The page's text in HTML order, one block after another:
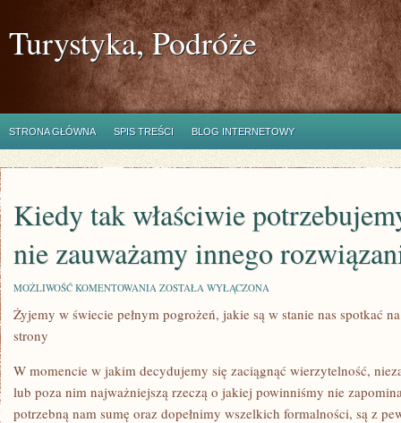
Turystyka, Podróże
STRONA GŁÓWNA SPIS TREŚCI BLOG INTERNETOWY
Kiedy tak właściwie
nie zauważamy innego
MOŻLIWOŚĆ KOMENTOWANIA KIEDY
WŁAŚCIWIE
POTRZEBUJEMY
NIE
ZAUWAŻAMY
INNEGO
ROZWIĄZANIA
ZOSTAŁA WYŁĄCZONA
Żyjemy w świecie pełnym pogrożeń, jakie są w stanie nas spotkać
strony
W momencie w jakim decydujemy się zaciągnąć wierzytelność,
lub poza nim najważniejszą rzeczą o jakiej powinniśmy nie
potrzebną nam sumę oraz dopełnimy wszelkich formalności, są z